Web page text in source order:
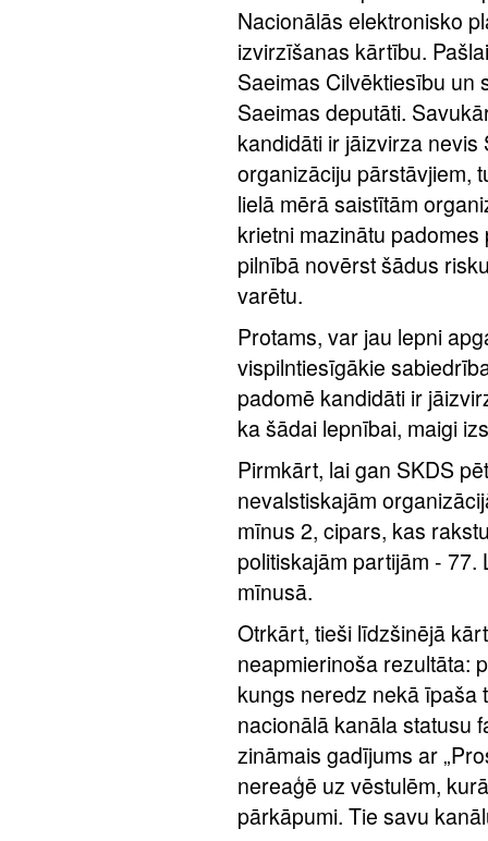
Nacionālās elektronisko
izvirzīšanas kārtību.
Saeimas Cilvēktiesību un
Saeimas deputāti.
kandidāti ir jāizvirza
organizāciju pārstāvjiem,
lielā mērā saistītām
krietni mazinātu
pilnībā novērst šādus
varētu.
Protams, var jau lepni
vispilntiesīgākie
padomē kandidāti ir
ka šādai lepnībai, maigi
Pirmkārt, lai gan SKDS
nevalstiskajām
mīnus 2, cipars, kas
politiskajām partijām - 77.
mīnusā.
Otrkārt, tieši līdzšinējā
neapmierinoša rezultāta:
kungs neredz nekā īpaša
nacionālā kanāla statusu
zināmais gadījums ar
nereaģē uz vēstulēm,
pārkāpumi. Tie savu